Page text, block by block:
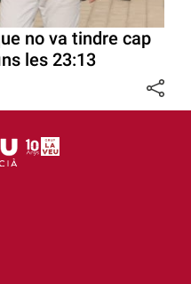
no va tindre cap
les 23:13